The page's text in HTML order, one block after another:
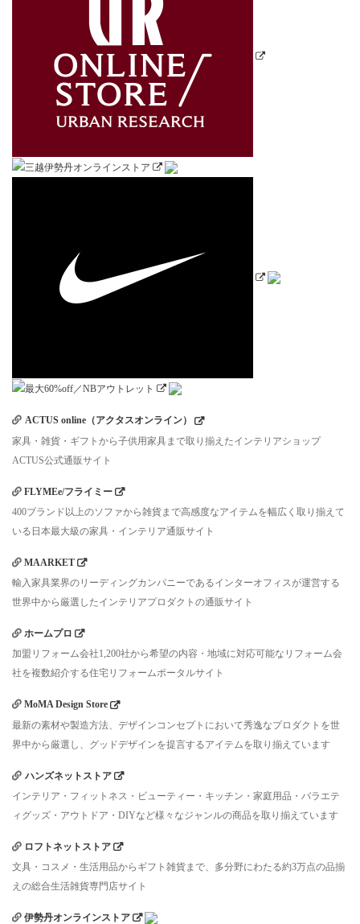
ACTUS online（アクタスオンライン）
家具・雑貨・ギフトから子供用家具まで取り揃えたインテリアショップ
ACTUS公式通販サイト
FLYMEe/フライミー
400ブランド以上のソファから雑貨まで高感度なアイテムを幅広く取り揃えて
いる日本最大級の家具・インテリア通販サイト
MAARKET
輸入家具業界のリーディングカンパニーであるインターオフィスが運営する
世界中から厳選したインテリアプロダクトの通販サイト
ホームプロ
加盟リフォーム会社1,200社から希望の内容・地域に対応可能なリフォーム会
社を複数紹介する住宅リフォームポータルサイト
MoMA Design Store
最新の素材や製造方法、デザインコンセプトにおいて秀逸なプロダクトを世
界中から厳選し、グッドデザインを提言するアイテムを取り揃えています
ハンズネットストア
インテリア・フィットネス・ビューティー・キッチン・家庭用品・バラエテ
ィグッズ・アウトドア・DIYなど様々なジャンルの商品を取り揃えています
ロフトネットストア
文具・コスメ・生活用品からギフト雑貨まで、多分野にわたる約3万点の品揃
えの総合生活雑貨専門店サイト
伊勢丹オンラインストア